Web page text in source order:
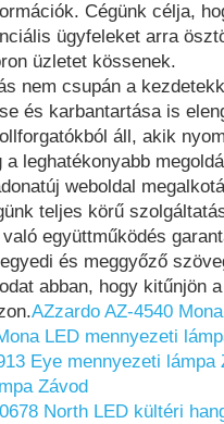
Cégünk célja,
ügyfeleket arra
üzletet kössenek.
nem csupán a
és karbantartása is
áll, akik
leghatékonyabb
weboldal
teljes körű
együttműködés
és meggyőző
abban, hogy kitűnjön
AZzardo AZ-4540
LED mennyezeti
Eye mennyezeti lámpa
Závod
North LED kültéri